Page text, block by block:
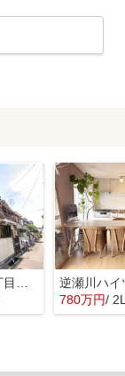
尼崎市小中島３丁目 中古戸建
逆瀬川ハイ
780万円/